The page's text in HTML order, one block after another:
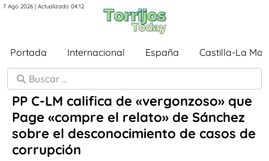
7 Ago 2026 | Actualizado 04:12
Portada Internacional España Castilla-La
PP C-LM califica de «vergonzoso» que
Page «compre el relato» de Sánchez
sobre el desconocimiento de casos de
corrupción